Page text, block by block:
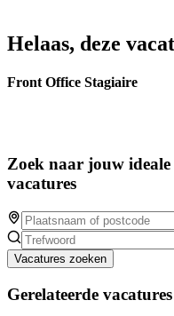
Helaas, deze
Front Office Stagiaire
Zoek naar jouw
vacatures
Vacatures zoeken
Gerelateerde vacatures